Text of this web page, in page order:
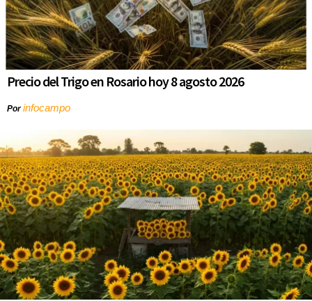
Precio del Trigo en Rosario hoy 8 agosto 2026
Porinfocampo